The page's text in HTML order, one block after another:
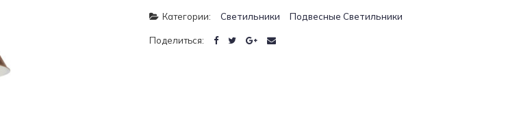
Категории: Светильники Подвесные Светильники
Поделиться: